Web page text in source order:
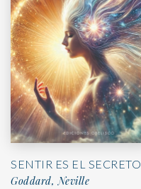
SENTIR ES EL SECRETO
Goddard, Neville